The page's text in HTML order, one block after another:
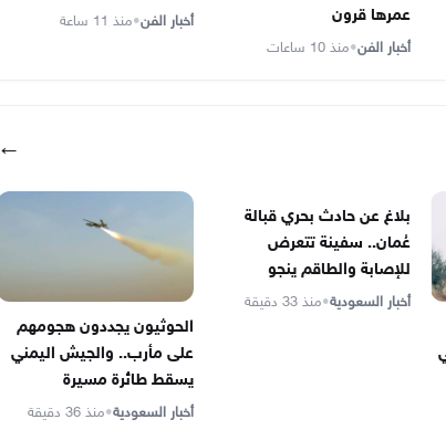
عمرها قرون
أخبار الفن•منذ 10 ساعات
أخبار الفن•منذ 11 ساعة
←
بلاغ عن حادث بحري قبالة
عُمان.. سفينة تتعرض
للإصابة والطاقم ينجو
أخبار السعودية•منذ 33 دقيقة
الحوثيون يجددون هجومهم
على مأرب.. والجيش اليمني
يسقط طائرة مسيرة
أخبار السعودية•منذ 36 دقيقة